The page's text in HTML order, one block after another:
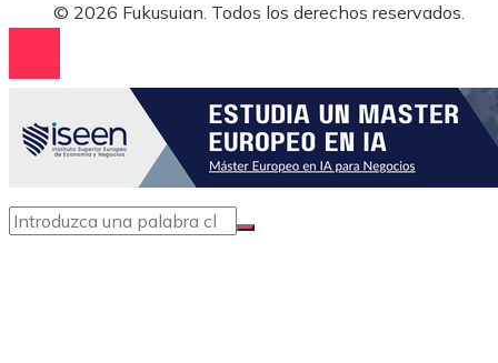
© 2026 Fukusuian. Todos los derechos reservados.